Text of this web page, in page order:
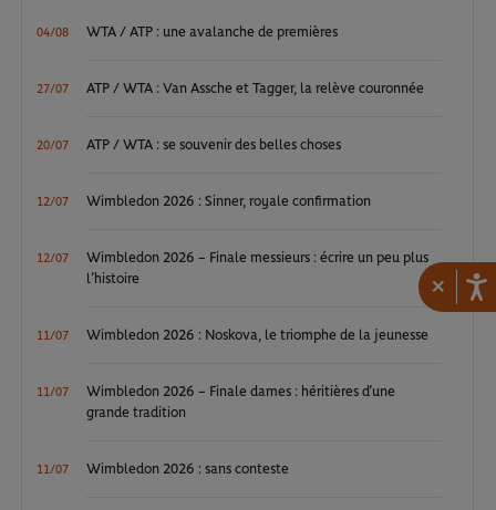
×
04/08 WTA / ATP : une avalanche de premières
27/07 ATP / WTA : Van Assche et Tagger, la relève couronnée
20/07 ATP / WTA : se souvenir des belles choses
12/07 Wimbledon 2026 : Sinner, royale confirmation
12/07
Wimbledon 2026 – Finale messieurs : écrire un peu plus
l’histoire
11/07 Wimbledon 2026 : Noskova, le triomphe de la jeunesse
11/07
Wimbledon 2026 – Finale dames : héritières d’une
grande tradition
11/07 Wimbledon 2026 : sans conteste